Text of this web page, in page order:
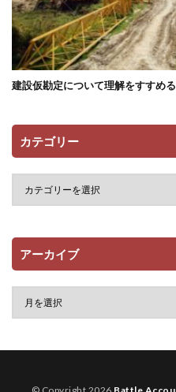
建設仮勘定について理解をすすめ
カテゴリー
アーカイブ